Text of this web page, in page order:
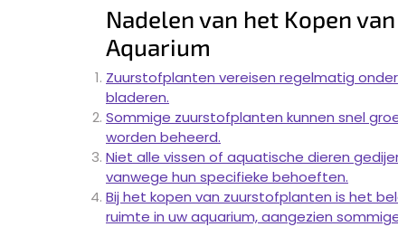
Nadelen van het Kopen
Aquarium
Zuurstofplanten vereisen regelmatig
bladeren.
Sommige zuurstofplanten kunnen snel
worden beheerd.
Niet alle vissen of aquatische dieren
vanwege hun specifieke behoeften.
Bij het kopen van zuurstofplanten is het
ruimte in uw aquarium, aangezien